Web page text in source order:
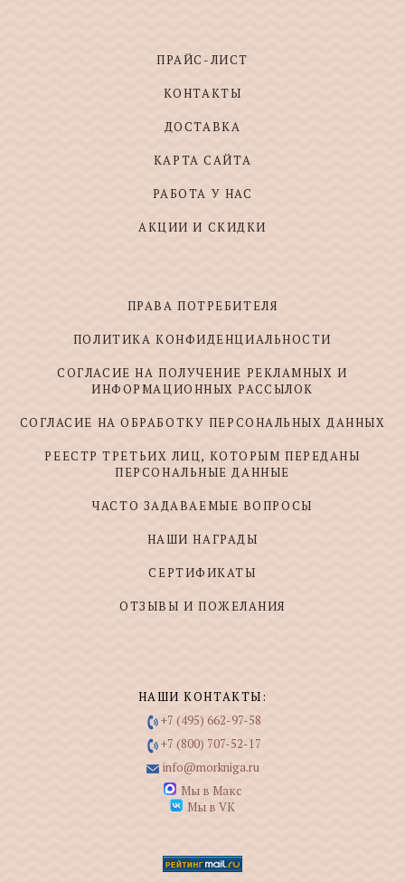
ПРАЙС-ЛИСТ
КОНТАКТЫ
ДОСТАВКА
КАРТА САЙТА
РАБОТА У НАС
АКЦИИ И СКИДКИ
ПРАВА ПОТРЕБИТЕЛЯ
ПОЛИТИКА КОНФИДЕНЦИАЛЬНОСТИ
СОГЛАСИЕ НА ПОЛУЧЕНИЕ РЕКЛАМНЫХ И
ИНФОРМАЦИОННЫХ РАССЫЛОК
СОГЛАСИЕ НА ОБРАБОТКУ ПЕРСОНАЛЬНЫХ ДАННЫХ
РЕЕСТР ТРЕТЬИХ ЛИЦ, КОТОРЫМ ПЕРЕДАНЫ
ПЕРСОНАЛЬНЫЕ ДАННЫЕ
ЧАСТО ЗАДАВАЕМЫЕ ВОПРОСЫ
НАШИ НАГРАДЫ
СЕРТИФИКАТЫ
ОТЗЫВЫ И ПОЖЕЛАНИЯ
НАШИ КОНТАКТЫ:
+7 (495) 662-97-58
+7 (800) 707-52-17
info@morkniga.ru
Мы в Макс
Мы в VK